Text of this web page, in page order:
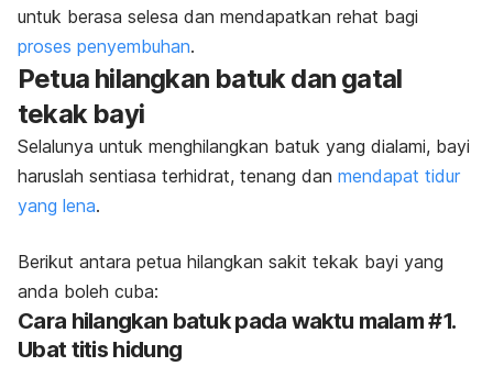
untuk berasa selesa dan mendapatkan rehat bagi
proses penyembuhan.
Petua hilangkan batuk dan gatal
tekak bayi
Selalunya untuk menghilangkan batuk yang dialami, bayi
haruslah sentiasa terhidrat, tenang dan mendapat tidur
yang lena.
Berikut antara petua hilangkan sakit tekak bayi yang
anda boleh cuba:
Cara hilangkan batuk pada waktu malam #1.
Ubat titis hidung